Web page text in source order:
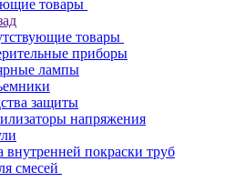
товары
товары
приборы
лампы
защиты
напряжения
внутренней покраски труб
смесей